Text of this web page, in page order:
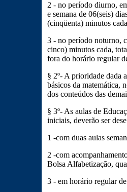
2 - no período diurno,
e semana de 06(seis)
(cinqüenta) minutos
3 - no período noturno,
cinco) minutos cada,
fora do horário regular
§ 2º- A prioridade dada
básicos da matemática,
dos conteúdos das
§ 3º- As aulas de
iniciais, deverão ser
1 -com duas aulas
2 -com
Bolsa Alfabetização,
3 - em horário regular